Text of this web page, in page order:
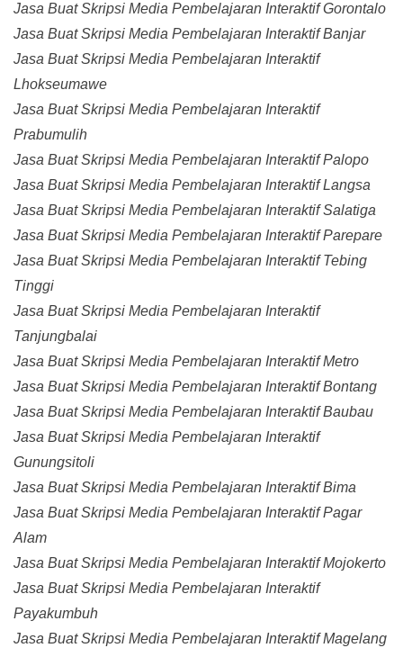
Jasa Buat Skripsi Media Pembelajaran Interaktif Gorontalo
Jasa Buat Skripsi Media Pembelajaran Interaktif Banjar
Jasa Buat Skripsi Media Pembelajaran Interaktif
Lhokseumawe
Jasa Buat Skripsi Media Pembelajaran Interaktif
Prabumulih
Jasa Buat Skripsi Media Pembelajaran Interaktif Palopo
Jasa Buat Skripsi Media Pembelajaran Interaktif Langsa
Jasa Buat Skripsi Media Pembelajaran Interaktif Salatiga
Jasa Buat Skripsi Media Pembelajaran Interaktif Parepare
Jasa Buat Skripsi Media Pembelajaran Interaktif Tebing
Tinggi
Jasa Buat Skripsi Media Pembelajaran Interaktif
Tanjungbalai
Jasa Buat Skripsi Media Pembelajaran Interaktif Metro
Jasa Buat Skripsi Media Pembelajaran Interaktif Bontang
Jasa Buat Skripsi Media Pembelajaran Interaktif Baubau
Jasa Buat Skripsi Media Pembelajaran Interaktif
Gunungsitoli
Jasa Buat Skripsi Media Pembelajaran Interaktif Bima
Jasa Buat Skripsi Media Pembelajaran Interaktif Pagar
Alam
Jasa Buat Skripsi Media Pembelajaran Interaktif Mojokerto
Jasa Buat Skripsi Media Pembelajaran Interaktif
Payakumbuh
Jasa Buat Skripsi Media Pembelajaran Interaktif Magelang